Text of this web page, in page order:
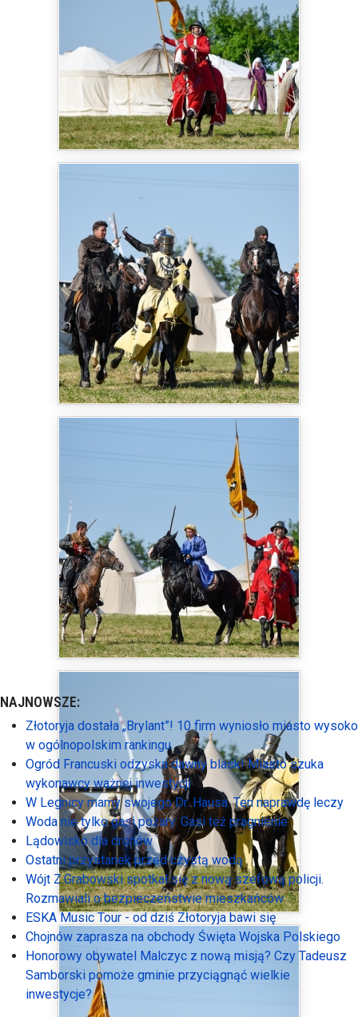
NAJNOWSZE:
Złotoryja dostała „Brylant”! 10 firm wyniosło miasto wysoko
w ogólnopolskim rankingu
Ogród Francuski odzyska dawny blask! Miasto szuka
wykonawcy ważnej inwestycji
W Legnicy mamy swojego Dr. Hausa. Ten naprawdę leczy
Woda nie tylko gasi pożary. Gasi też pragnienie
Lądowisko dla dronów
Ostatni przystanek przed czystą wodą
Wójt Z.Grabowski spotkał się z nową szefową policji.
Rozmawiali o bezpieczeństwie mieszkańców
ESKA Music Tour - od dziś Złotoryja bawi się
Chojnów zaprasza na obchody Święta Wojska Polskiego
Honorowy obywatel Malczyc z nową misją? Czy Tadeusz
Samborski pomoże gminie przyciągnąć wielkie
inwestycje?